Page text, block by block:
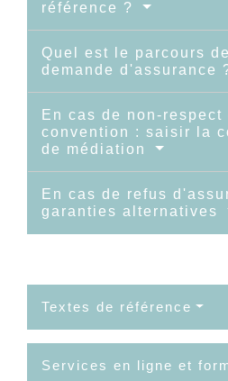
référence ?
Quel est le parcours
demande d'assurance
En cas de non-respect
convention : saisir la
de médiation
En cas de refus
garanties alternatives
Textes de référence
Services en ligne et